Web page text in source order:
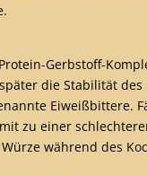
Gerbstoff-
die Stabilität
Eiweißbittere.
zu einer
während des